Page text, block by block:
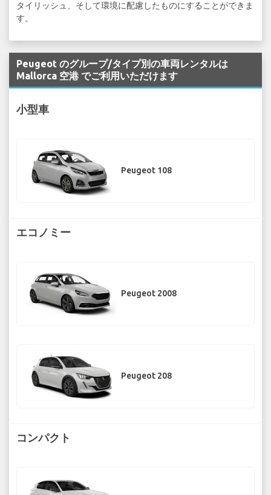
タイリッシュ、そして環境に配慮したものにすることができま
す。
Peugeot のグループ/タイプ別の車両レンタルは
Mallorca 空港 でご利用いただけます
小型車
Peugeot 108
エコノミー
Peugeot 2008
Peugeot 208
コンパクト